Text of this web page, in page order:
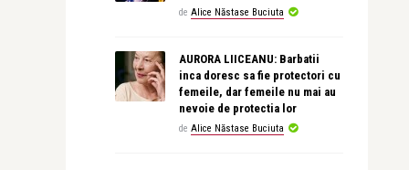
de Alice Năstase Buciuta
AURORA LIICEANU: Barbatii
inca doresc sa fie protectori cu
femeile, dar femeile nu mai au
nevoie de protectia lor
de Alice Năstase Buciuta